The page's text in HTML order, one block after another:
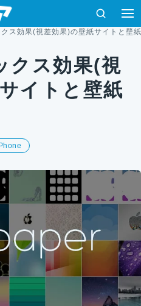
検索
ス効果(視差効果)の壁紙サイトと壁
クス効果(視
イトと壁紙